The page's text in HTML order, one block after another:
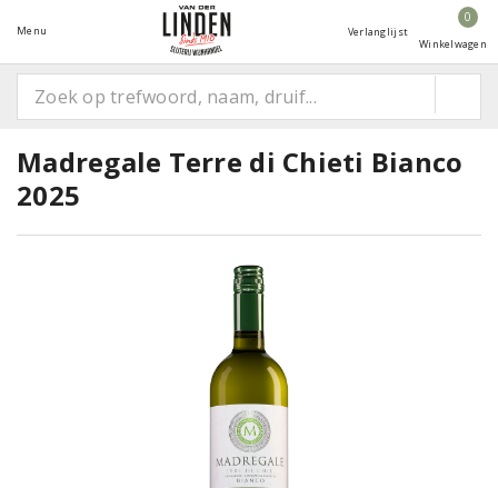
Menu Verlanglijst
0
Winkelwagen
Madregale Terre di Chieti Bianco
2025